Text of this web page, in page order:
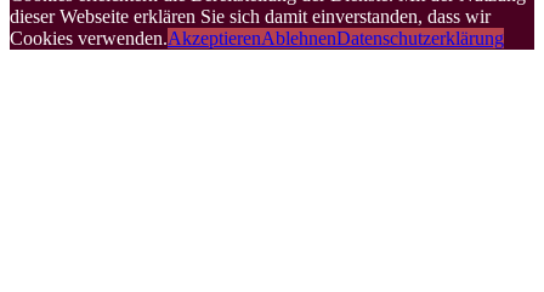
dieser Webseite erklären Sie sich damit einverstanden, dass wir
Cookies verwenden.AkzeptierenAblehnenDatenschutzerklärung